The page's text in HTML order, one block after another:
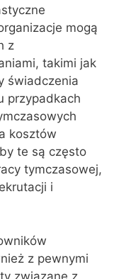
mogą
z
takimi jak
świadczenia
przypadkach
kosztów
te są często
tymczasowej,
i
z pewnymi
związane z